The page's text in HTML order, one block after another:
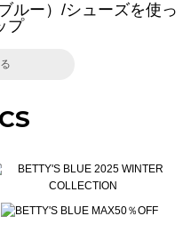
ルー）/シューズを使っ
プ